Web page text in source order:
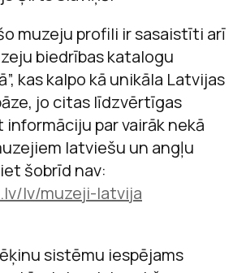
muzeju profili ir sasaistīti arī
biedrības katalogu
kas kalpo kā unikāla Latvijas
jo citas līdzvērtīgas
par vairāk nekā
latviešu un angļu
šobrīd nav:
lv/muzeji-latvija
sistēmu iespējams